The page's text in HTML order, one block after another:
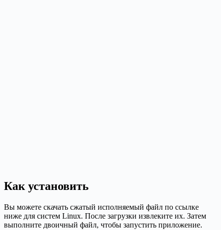
Как установить
Вы можете скачать сжатый исполняемый файл по ссылке
ниже для систем Linux. После загрузки извлеките их. Затем
выполните двоичный файл, чтобы запустить приложение.